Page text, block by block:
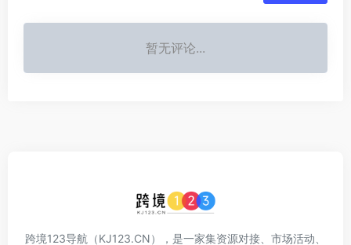
暂无评论...
跨境123导航（KJ123.CN），是一家集资源对接、市场活动、